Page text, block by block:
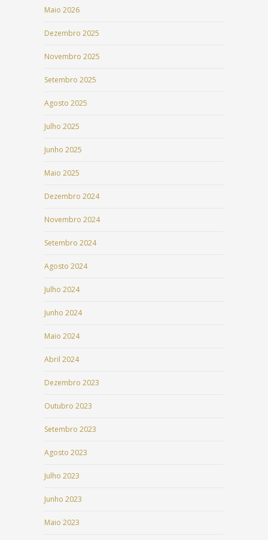
Maio 2026
Dezembro 2025
Novembro 2025
Setembro 2025
Agosto 2025
Julho 2025
Junho 2025
Maio 2025
Dezembro 2024
Novembro 2024
Setembro 2024
Agosto 2024
Julho 2024
Junho 2024
Maio 2024
Abril 2024
Dezembro 2023
Outubro 2023
Setembro 2023
Agosto 2023
Julho 2023
Junho 2023
Maio 2023